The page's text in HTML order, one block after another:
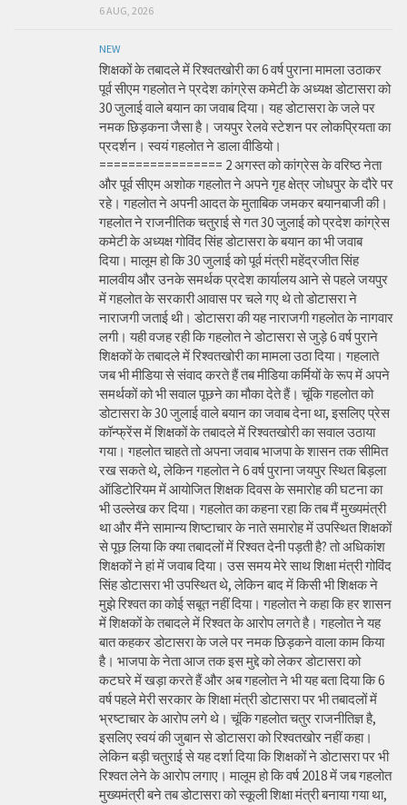
6 AUG, 2026
NEW
शिक्षकों के तबादले में रिश्वतखोरी का 6 वर्ष पुराना मामला उठाकर
पूर्व सीएम गहलोत ने प्रदेश कांग्रेस कमेटी के अध्यक्ष डोटासरा को
30 जुलाई वाले बयान का जवाब दिया। यह डोटासरा के जले पर
नमक छिड़कना जैसा है। जयपुर रेलवे स्टेशन पर लोकप्रियता का
प्रदर्शन। स्वयं गहलोत ने डाला वीडियो।
================= 2 अगस्त को कांग्रेस के वरिष्ठ नेता
और पूर्व सीएम अशोक गहलोत ने अपने गृह क्षेत्र जोधपुर के दौरे पर
रहे। गहलोत ने अपनी आदत के मुताबिक जमकर बयानबाजी की।
गहलोत ने राजनीतिक चतुराई से गत 30 जुलाई को प्रदेश कांग्रेस
कमेटी के अध्यक्ष गोविंद सिंह डोटासरा के बयान का भी जवाब
दिया। मालूम हो कि 30 जुलाई को पूर्व मंत्री महेंद्रजीत सिंह
मालवीय और उनके समर्थक प्रदेश कार्यालय आने से पहले जयपुर
में गहलोत के सरकारी आवास पर चले गए थे तो डोटासरा ने
नाराजगी जताई थी। डोटासरा की यह नाराजगी गहलोत के नागवार
लगी। यही वजह रही कि गहलोत ने डोटासरा से जुड़े 6 वर्ष पुराने
शिक्षकों के तबादले में रिश्वतखोरी का मामला उठा दिया। गहलाते
जब भी मीडिया से संवाद करते हैं तब मीडिया कर्मियों के रूप में अपने
समर्थकों को भी सवाल पूछने का मौका देते हैं। चूंकि गहलोत को
डोटासरा के 30 जुलाई वाले बयान का जवाब देना था, इसलिए प्रेस
कॉन्फ्रेंस में शिक्षकों के तबादले में रिश्वतखोरी का सवाल उठाया
गया। गहलोत चाहते तो अपना जवाब भाजपा के शासन तक सीमित
रख सकते थे, लेकिन गहलोत ने 6 वर्ष पुराना जयपुर स्थित बिड़ला
ऑडिटोरियम में आयोजित शिक्षक दिवस के समारोह की घटना का
भी उल्लेख कर दिया। गहलोत का कहना रहा कि तब मैं मुख्यमंत्री
था और मैंने सामान्य शिष्टाचार के नाते समारोह में उपस्थित शिक्षकों
से पूछ लिया कि क्या तबादलों में रिश्वत देनी पड़ती है? तो अधिकांश
शिक्षकों ने हां में जवाब दिया। उस समय मेरे साथ शिक्षा मंत्री गोविंद
सिंह डोटासरा भी उपस्थित थे, लेकिन बाद में किसी भी शिक्षक ने
मुझे रिश्वत का कोई सबूत नहीं दिया। गहलोत ने कहा कि हर शासन
में शिक्षकों के तबादले में रिश्वत के आरोप लगते है। गहलोत ने यह
बात कहकर डोटासरा के जले पर नमक छिड़कने वाला काम किया
है। भाजपा के नेता आज तक इस मुद्दे को लेकर डोटासरा को
कटघरे में खड़ा करते हैं और अब गहलोत ने भी यह बता दिया कि 6
वर्ष पहले मेरी सरकार के शिक्षा मंत्री डोटासरा पर भी तबादलों में
भ्रष्टाचार के आरोप लगे थे। चूंकि गहलोत चतुर राजनीतिज्ञ है,
इसलिए स्वयं की जुबान से डोटासरा को रिश्वतखोर नहीं कहा।
लेकिन बड़ी चतुराई से यह दर्शा दिया कि शिक्षकों ने डोटासरा पर भी
रिश्वत लेने के आरोप लगाए। मालूम हो कि वर्ष 2018 में जब गहलोत
मुख्यमंत्री बने तब डोटासरा को स्कूली शिक्षा मंत्री बनाया गया था,